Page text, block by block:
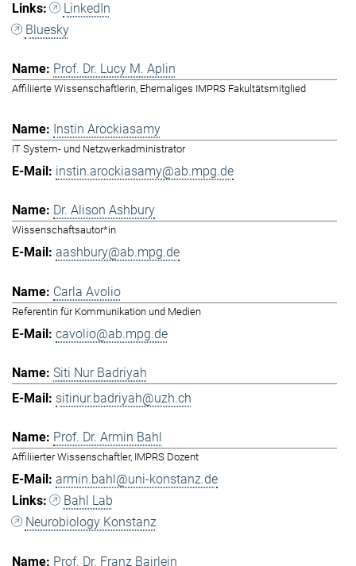
LinkedIn
Bluesky
Prof. Dr. Lucy M. Aplin
Affiliierte Wissenschaftlerin, Ehemaliges IMPRS Fakultätsmitglied
Instin Arockiasamy
IT System- und Netzwerkadministrator
instin.arockiasamy@ab.mpg.de
Dr. Alison Ashbury
Wissenschaftsautor*in
aashbury@ab.mpg.de
Carla Avolio
Referentin für Kommunikation und Medien
cavolio@ab.mpg.de
Siti Nur Badriyah
sitinur.badriyah@uzh.ch
Prof. Dr. Armin Bahl
Affiliierter Wissenschaftler, IMPRS Dozent
armin.bahl@uni-konstanz.de
Bahl Lab
Neurobiology Konstanz
Prof. Dr. Franz Bairlein